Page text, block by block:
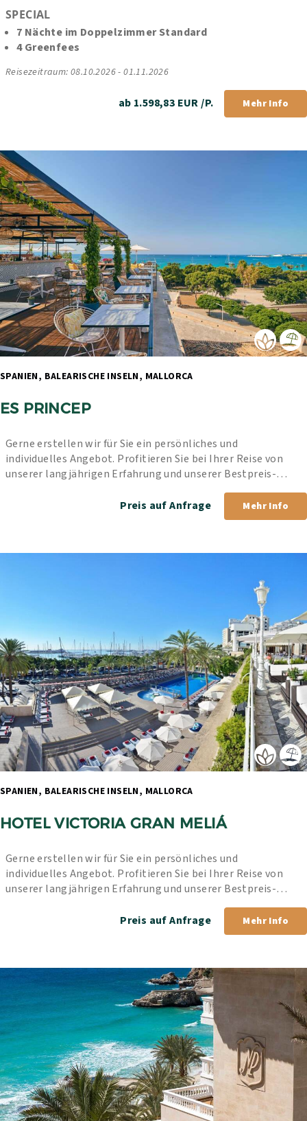
SPECIAL
7 Nächte im Doppelzimmer Standard
4 Greenfees
Reisezeitraum: 08.10.2026 - 01.11.2026
ab 1.598,83 EUR /P. Mehr Info
ES PRINCEP
Gerne erstellen wir für Sie ein persönliches und
individuelles Angebot. Profitieren Sie bei Ihrer Reise von
unserer langjährigen Erfahrung und unserer Bestpreis-
Preis auf Anfrage
Mehr Info
HOTEL VICTORIA GRAN MELIÁ
Gerne erstellen wir für Sie ein persönliches und
individuelles Angebot. Profitieren Sie bei Ihrer Reise von
unserer langjährigen Erfahrung und unserer Bestpreis-
Preis auf Anfrage
Mehr Info